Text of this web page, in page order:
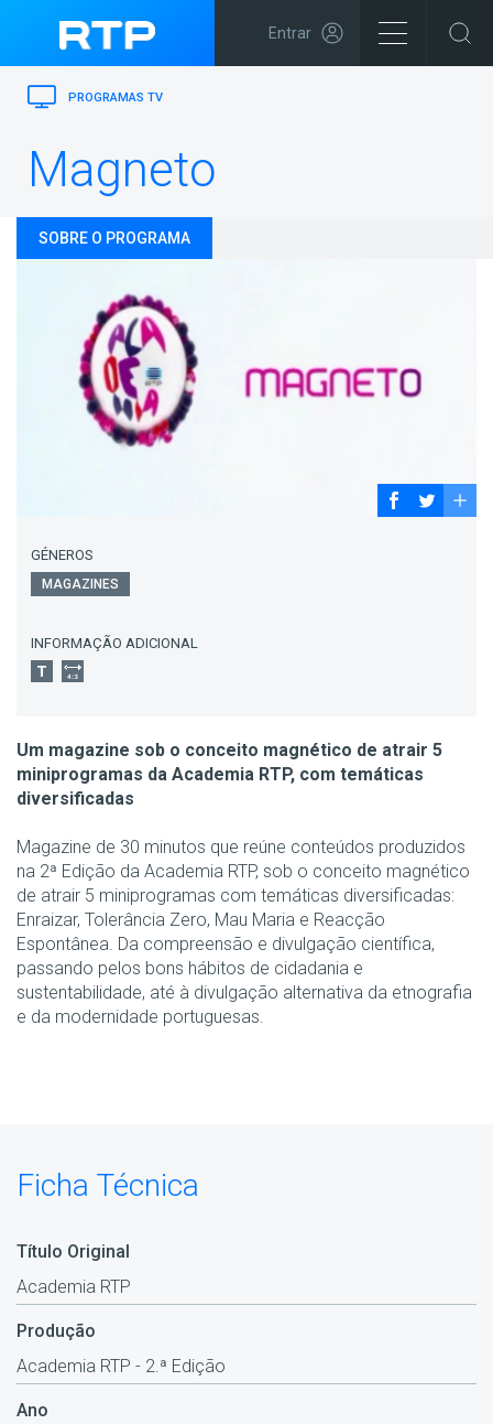
Entrar
PROGRAMAS TV
Magneto
SOBRE O PROGRAMA
GÉNEROS
MAGAZINES
INFORMAÇÃO ADICIONAL
Um magazine sob o conceito magnético de atrair 5
miniprogramas da Academia RTP, com temáticas
diversificadas
Magazine de 30 minutos que reúne conteúdos produzidos
na 2ª Edição da Academia RTP, sob o conceito magnético
de atrair 5 miniprogramas com temáticas diversificadas:
Enraizar, Tolerância Zero, Mau Maria e Reacção
Espontânea. Da compreensão e divulgação científica,
passando pelos bons hábitos de cidadania e
sustentabilidade, até à divulgação alternativa da etnografia
e da modernidade portuguesas.
Ficha Técnica
Título Original
Academia RTP
Produção
Academia RTP - 2.ª Edição
Ano